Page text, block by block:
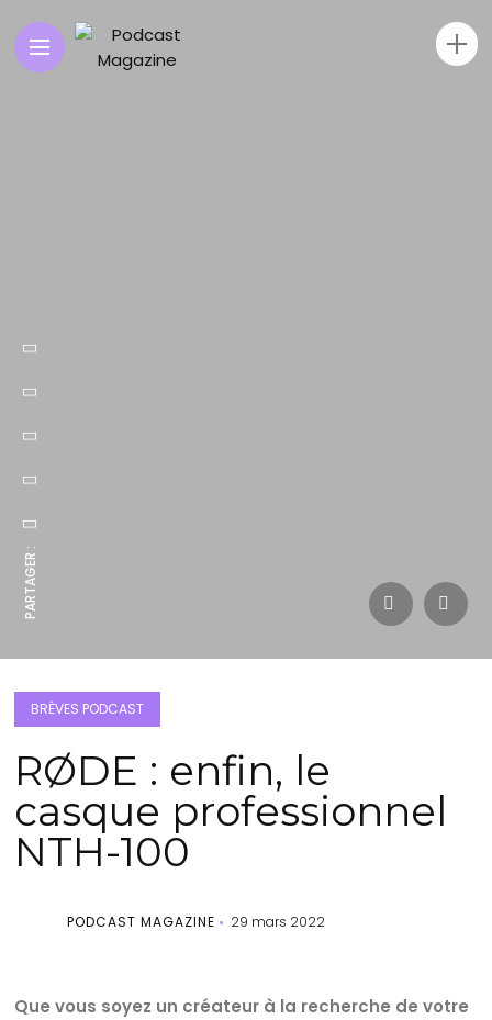
PARTAGER :
BRÈVES PODCAST
RØDE : enfin, le
casque professionnel
NTH-100
PODCAST MAGAZINE 29 mars 2022
Que vous soyez un créateur à la recherche de votre